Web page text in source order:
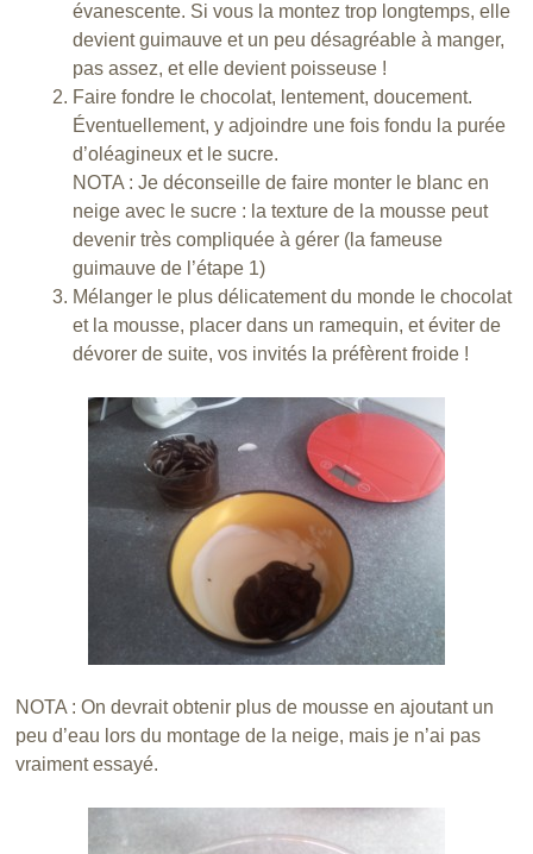
évanescente. Si vous la montez trop longtemps, elle
devient guimauve et un peu désagréable à manger,
pas assez, et elle devient poisseuse !
Faire fondre le chocolat, lentement, doucement.
Éventuellement, y adjoindre une fois fondu la purée
d’oléagineux et le sucre.
NOTA : Je déconseille de faire monter le blanc en
neige avec le sucre : la texture de la mousse peut
devenir très compliquée à gérer (la fameuse
guimauve de l’étape 1)
Mélanger le plus délicatement du monde le chocolat
et la mousse, placer dans un ramequin, et éviter de
dévorer de suite, vos invités la préfèrent froide !
NOTA : On devrait obtenir plus de mousse en ajoutant un
peu d’eau lors du montage de la neige, mais je n’ai pas
vraiment essayé.